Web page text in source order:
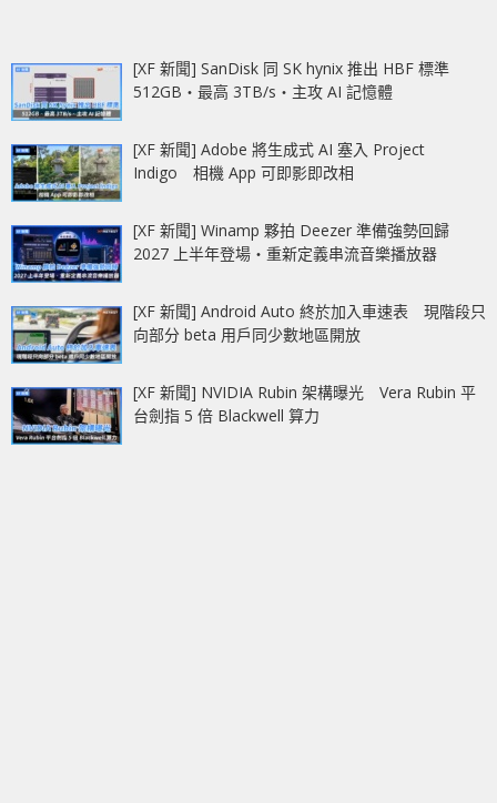
[XF 新聞] SanDisk 同 SK hynix 推出 HBF 標準
512GB‧最高 3TB/s‧主攻 AI 記憶體
[XF 新聞] Adobe 將生成式 AI 塞入 Project
Indigo 相機 App 可即影即改相
[XF 新聞] Winamp 夥拍 Deezer 準備強勢回歸
2027 上半年登場‧重新定義串流音樂播放器
[XF 新聞] Android Auto 終於加入車速表 現階段只
向部分 beta 用戶同少數地區開放
[XF 新聞] NVIDIA Rubin 架構曝光 Vera Rubin 平
台劍指 5 倍 Blackwell 算力